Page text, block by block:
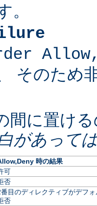
。
そのため
間に置け
があって
時の結果
可
否
番目のディレクティブがデフ
否